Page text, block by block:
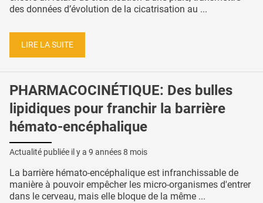
des données d’évolution de la cicatrisation au ...
LIRE LA SUITE
PHARMACOCINÉTIQUE: Des bulles
lipidiques pour franchir la barrière
hémato-encéphalique
Actualité publiée il y a 9 années 8 mois
La barrière hémato-encéphalique est infranchissable de
manière à pouvoir empêcher les micro-organismes d'entrer
dans le cerveau, mais elle bloque de la même ...